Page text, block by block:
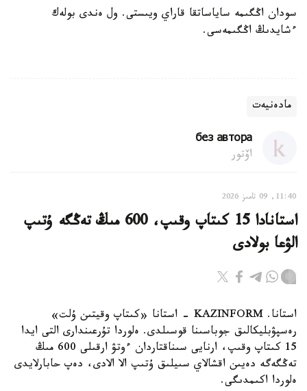
سودان اڭگىمە ساياساتقا قاراي ويىستى. ول ەندى بولەك
ءشايدىڭ اڭگىمەسى.
مادەنيەت
без автора
اۆتور
11:40, 09 تامىز 2026
استانادا 15 كىتاپ وقىپ، 600 مىڭ تەڭگە ۇتىپ
الۋعا بولادى
استانا. KAZINFORM - استانا «كىتاپ وقيتىن ۇلت»
رەسپۋبليكالىق جوباسىنا قوسىلدى. ەلوردا تۇرعىندارى التى ايدا
15 كىتاپ وقىپ، ارنايى سىناقتاردان ءوتۋ ارقىلى 600 مىڭ
تەڭگەگە دەيىن اقشالاي سىيلىق ۇتىپ الا الادى، دەپ حابارلايدى
ەلوردا اكىمدىگى.